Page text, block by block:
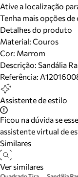
Ative a localização
Tenha mais opções
Detalhes do produto
Material: Couros
Cor: Marrom
Descrição: Sandália
Referência:
Assistente de estilo
Ficou na dúvida se
assistente virtual de
Similares
Ver similares